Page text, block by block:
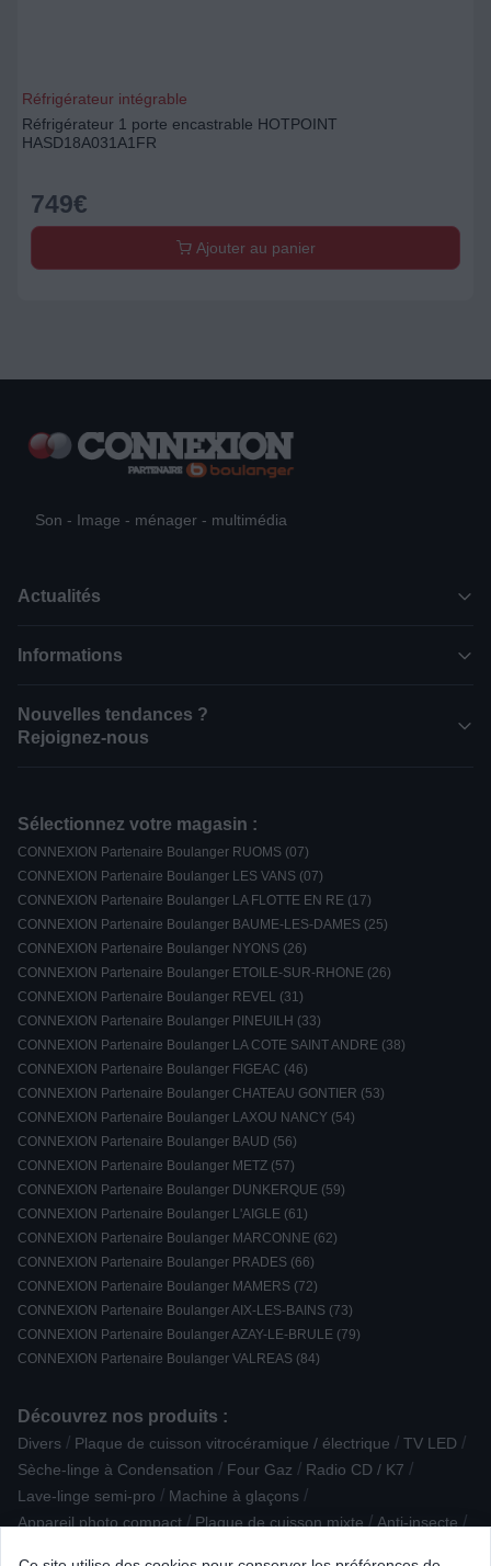
Réfrigérateur intégrable
Réfrigérateur 1 porte encastrable HOTPOINT
HASD18A031A1FR
749€
Ajouter au panier
Son - Image - ménager - multimédia
Actualités
Informations
Nouvelles tendances ?
Rejoignez-nous
Sélectionnez votre magasin :
CONNEXION Partenaire Boulanger RUOMS (07)
CONNEXION Partenaire Boulanger LES VANS (07)
CONNEXION Partenaire Boulanger LA FLOTTE EN RE (17)
CONNEXION Partenaire Boulanger BAUME-LES-DAMES (25)
CONNEXION Partenaire Boulanger NYONS (26)
CONNEXION Partenaire Boulanger ETOILE-SUR-RHONE (26)
CONNEXION Partenaire Boulanger REVEL (31)
CONNEXION Partenaire Boulanger PINEUILH (33)
CONNEXION Partenaire Boulanger LA COTE SAINT ANDRE (38)
CONNEXION Partenaire Boulanger FIGEAC (46)
CONNEXION Partenaire Boulanger CHATEAU GONTIER (53)
CONNEXION Partenaire Boulanger LAXOU NANCY (54)
CONNEXION Partenaire Boulanger BAUD (56)
CONNEXION Partenaire Boulanger METZ (57)
CONNEXION Partenaire Boulanger DUNKERQUE (59)
CONNEXION Partenaire Boulanger L'AIGLE (61)
CONNEXION Partenaire Boulanger MARCONNE (62)
CONNEXION Partenaire Boulanger PRADES (66)
CONNEXION Partenaire Boulanger MAMERS (72)
CONNEXION Partenaire Boulanger AIX-LES-BAINS (73)
CONNEXION Partenaire Boulanger AZAY-LE-BRULE (79)
CONNEXION Partenaire Boulanger VALREAS (84)
Découvrez nos produits :
Divers / Plaque de cuisson vitrocéramique / électrique / TV LED /
Sèche-linge à Condensation / Four Gaz / Radio CD / K7 /
Lave-linge semi-pro / Machine à glaçons /
Appareil photo compact / Plaque de cuisson mixte / Anti-insecte /